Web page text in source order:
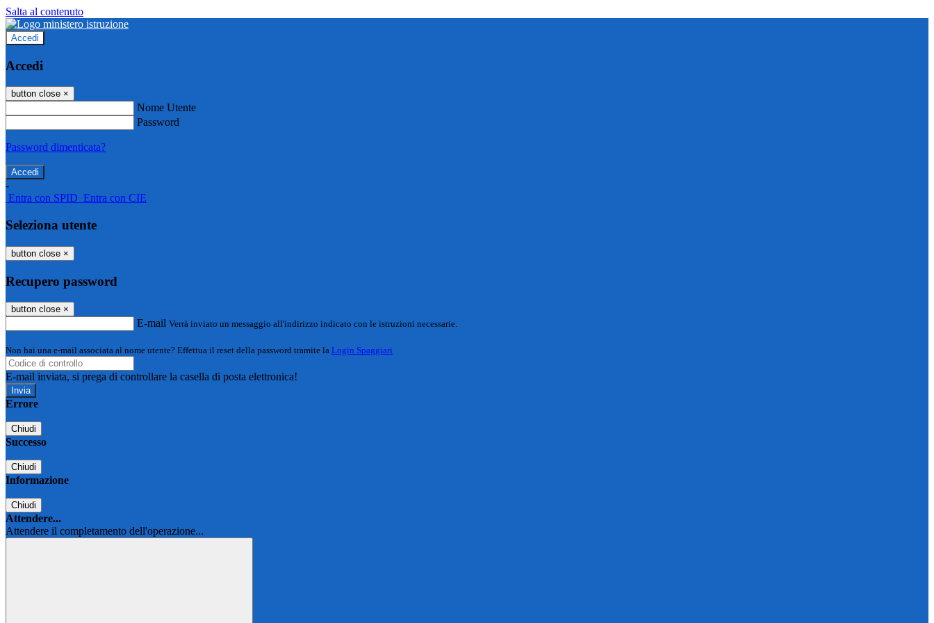
Salta al contenuto
Accedi
Accedi
button close ×
Nome Utente
Password
Password dimenticata?
-
Entra con SPID Entra con CIE
Seleziona utente
button close ×
Recupero password
button close ×
E-mail Verrà inviato un messaggio all'indirizzo indicato con le istruzioni necessarie.
Non hai una e-mail associata al nome utente? Effettua il reset della password tramite la Login Spaggiari
E-mail inviata, si prega di controllare la casella di posta elettronica!
Errore
Chiudi
Successo
Chiudi
Informazione
Chiudi
Attendere...
Attendere il completamento dell'operazione...